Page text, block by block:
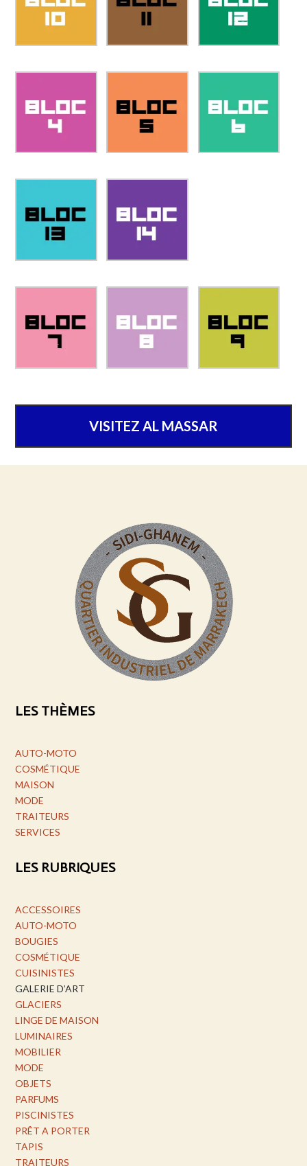
VISITEZ AL MASSAR
LES THÈMES
AUTO-MOTO
COSMÉTIQUE
MAISON
MODE
TRAITEURS
SERVICES
LES RUBRIQUES
ACCESSOIRES
AUTO-MOTO
BOUGIES
COSMÉTIQUE
CUISINISTES
GALERIE D’ART
GLACIERS
LINGE DE MAISON
LUMINAIRES
MOBILIER
MODE
OBJETS
PARFUMS
PISCINISTES
PRÊT A PORTER
TAPIS
TRAITEURS